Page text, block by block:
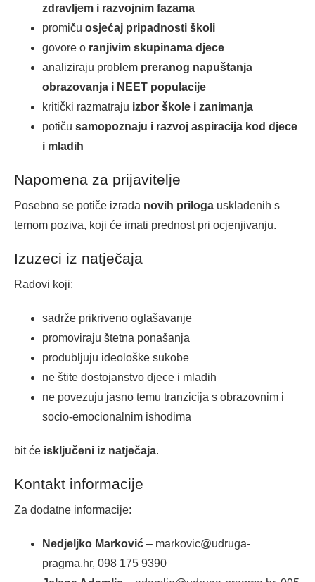
zdravljem i razvojnim fazama
promiču osjećaj pripadnosti školi
govore o ranjivim skupinama djece
analiziraju problem preranog napuštanja
obrazovanja i NEET populacije
kritički razmatraju izbor škole i zanimanja
potiču samopoznaju i razvoj aspiracija kod djece
i mladih
Napomena za prijavitelje
Posebno se potiče izrada novih priloga usklađenih s
temom poziva, koji će imati prednost pri ocjenjivanju.
Izuzeci iz natječaja
Radovi koji:
sadrže prikriveno oglašavanje
promoviraju štetna ponašanja
produbljuju ideološke sukobe
ne štite dostojanstvo djece i mladih
ne povezuju jasno temu tranzicija s obrazovnim i
socio-emocionalnim ishodima
bit će isključeni iz natječaja.
Kontakt informacije
Za dodatne informacije:
Nedjeljko Marković – markovic@udruga-
pragma.hr, 098 175 9390